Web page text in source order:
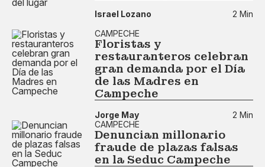
Israel Lozano
2 Min
CAMPECHE
Floristas y
restauranteros celebran
gran demanda por el Día
de las Madres en
Campeche
Jorge May
2 Min
CAMPECHE
Denuncian millonario
fraude de plazas falsas
en la Seduc Campeche